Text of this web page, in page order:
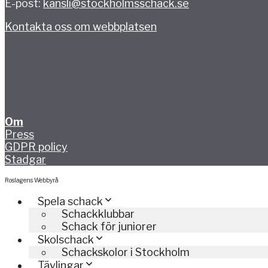
E-post: kansli@stockholmsschack.se
Kontakta oss om webbplatsen
Om
Press
GDPR policy
Stadgar
Roslagens Webbyrå
Spela schack
Schackklubbar
Schack för juniorer
Skolschack
Schackskolor i Stockholm
Tävlingar